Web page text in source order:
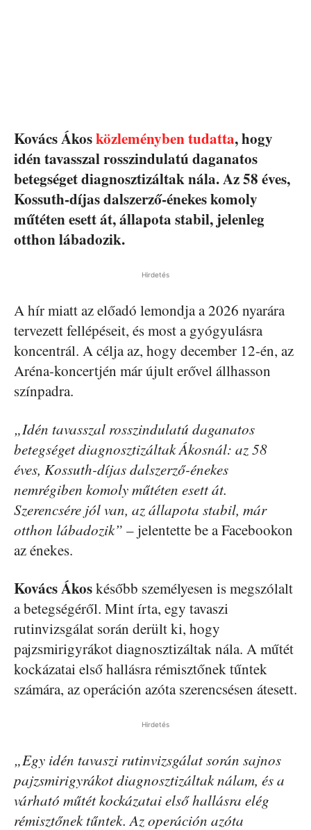
Kovács Ákosközleményben tudatta, hogy
idén tavasszal rosszindulatú daganatos
betegséget diagnosztizáltak nála. Az 58 éves,
Kossuth-díjas dalszerző-énekes komoly
műtéten esett át, állapota stabil, jelenleg
otthon lábadozik.
Hirdetés
A hír miatt az előadó lemondja a 2026 nyarára
tervezett fellépéseit, és most a gyógyulásra
koncentrál. A célja az, hogy december 12-én, az
Aréna-koncertjén már újult erővel állhasson
színpadra.
„Idén tavasszal rosszindulatú daganatos
betegséget diagnosztizáltak Ákosnál: az 58
éves, Kossuth-díjas dalszerző-énekes
nemrégiben komoly műtéten esett át.
Szerencsére jól van, az állapota stabil, már
otthon lábadozik” – jelentette be a Facebookon
az énekes.
Kovács Ákoskésőbb személyesen is megszólalt
a betegségéről. Mint írta, egy tavaszi
rutinvizsgálat során derült ki, hogy
pajzsmirigyrákot diagnosztizáltak nála. A műtét
kockázatai első hallásra rémisztőnek tűntek
számára, az operáción azóta szerencsésen átesett.
Hirdetés
„Egy idén tavaszi rutinvizsgálat során sajnos
pajzsmirigyrákot diagnosztizáltak nálam, és a
várható műtét kockázatai első hallásra elég
rémisztőnek tűntek. Az operáción azóta